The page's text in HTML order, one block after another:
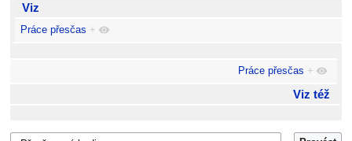
Viz
Práce přesčas +
Práce přesčas +
Viz též